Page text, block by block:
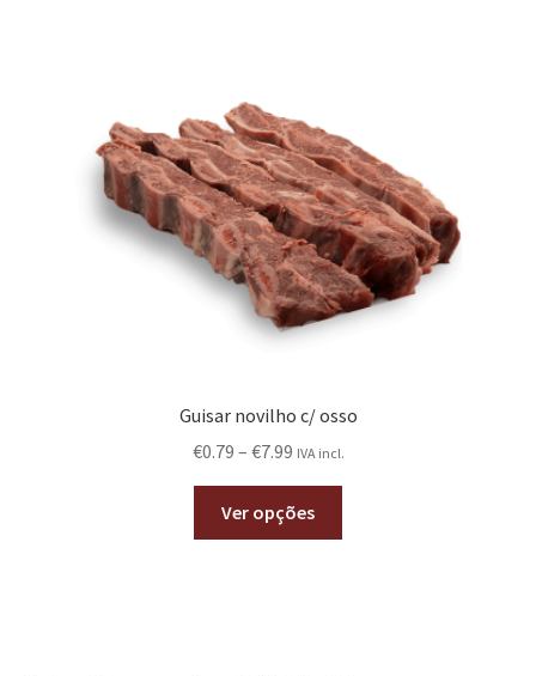
Guisar novilho c/ osso
€0.79 – €7.99 IVA incl.
Ver opções